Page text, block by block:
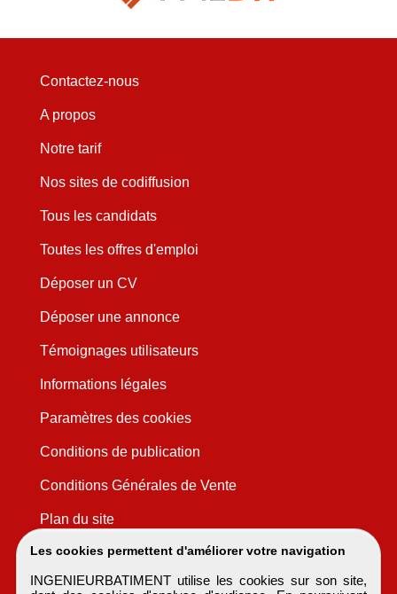
Les cookies permettent d'améliorer votre navigation
INGENIEURBATIMENT utilise les cookies sur son site,
Contactez-nous
A propos
Notre tarif
Nos sites de codiffusion
Tous les candidats
Toutes les offres d'emploi
Déposer un CV
Déposer une annonce
Témoignages utilisateurs
Informations légales
Paramètres des cookies
Conditions de publication
Conditions Générales de Vente
Plan du site